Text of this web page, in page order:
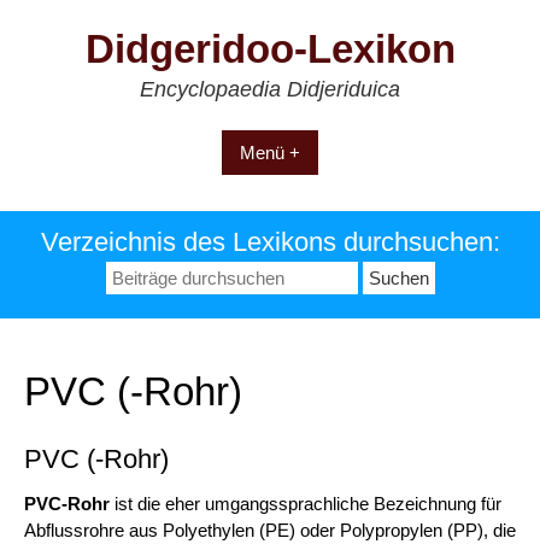
Didgeridoo-Lexikon
Encyclopaedia Didjeriduica
Menü +
Verzeichnis des Lexikons durchsuchen:
Suchen
nach:
PVC (-Rohr)
PVC (-Rohr)
PVC-Rohr ist die eher umgangssprachliche Bezeichnung für
Abflussrohre aus Polyethylen (PE) oder Polypropylen (PP), die